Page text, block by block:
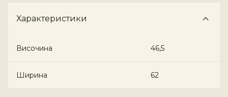
Характеристики
Височина 46,5
Ширина 62